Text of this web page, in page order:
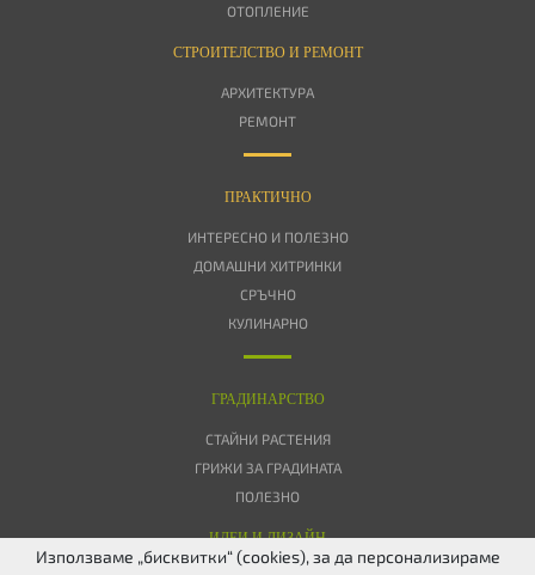
ОТОПЛЕНИЕ
СТРОИТЕЛСТВО И РЕМОНТ
АРХИТЕКТУРА
РЕМОНТ
ПРАКТИЧНО
ИНТЕРЕСНО И ПОЛЕЗНО
ДОМАШНИ ХИТРИНКИ
СРЪЧНО
КУЛИНАРНО
ГРАДИНАРСТВО
СТАЙНИ РАСТЕНИЯ
ГРИЖИ ЗА ГРАДИНАТА
ПОЛЕЗНО
ИДЕИ И ДИЗАЙН
Използваме „бисквитки“ (cookies), за да персонализираме